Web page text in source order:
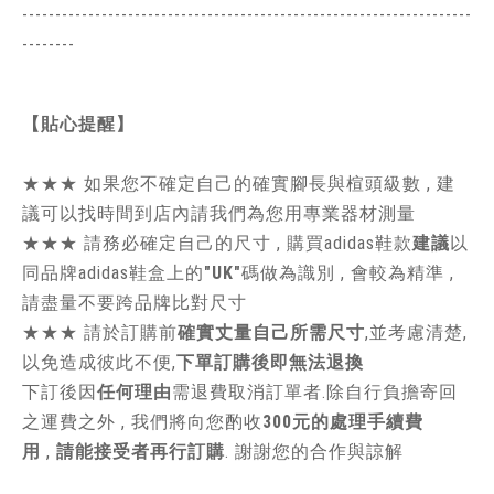
--------------------------------------------------------------------
--------
【貼心提醒】
★★★ 如果您不確定自己的確實腳長與楦頭級數 , 建
議可以找時間到店內請我們為您用專業器材測量
★★★ 請務必確定自己的尺寸 , 購買adidas鞋款建議以
同品牌adidas鞋盒上的"UK"碼做為識別 , 會較為精準 ,
請盡量不要跨品牌比對尺寸
★★★ 請於訂購前確實丈量自己所需尺寸,並考慮清楚,
以免造成彼此不便,下單訂購後即無法退換
下訂後因任何理由需退費取消訂單者.除自行負擔寄回
之運費之外 , 我們將向您酌收300元的處理手續費
用 , 請能接受者再行訂購. 謝謝您的合作與諒解